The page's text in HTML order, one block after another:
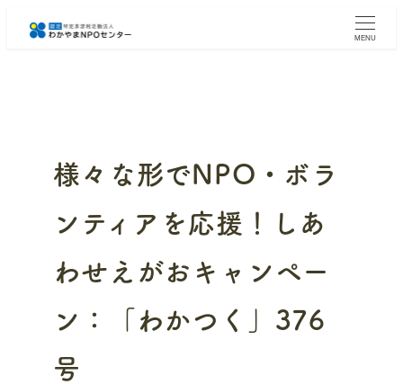
MENU
様々な形でNPO・ボラ
ンティアを応援！しあ
わせえがおキャンペー
ン：「わかつく」376
号